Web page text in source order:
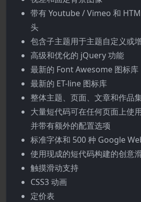
带有 Youtube / Vimeo 和
头
包含子主题用于主题自定义或
高级和优化的 jQuery 功能
最新的 Font Awesome 图标库
最新的 ET-line 图标库
整体主题、页面、文章和作品
大量短代码可在任何页面上使
并带有额外的配置选项
标准字体和 500 种 Google
使用现成的短代码构建的创意
触摸滑动支持
CSS3 动画
定价表